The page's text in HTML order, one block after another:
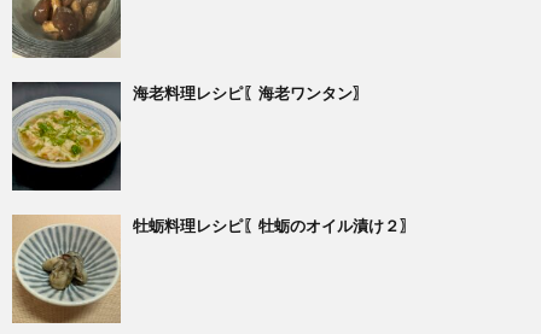
海老料理レシピ〖海老ワンタン〗
牡蛎料理レシピ〖牡蛎のオイル漬け２〗